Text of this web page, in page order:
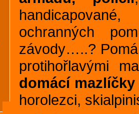
ochranných
závody…..?
protihořlavými
domácí mazlíčky
horolezci,